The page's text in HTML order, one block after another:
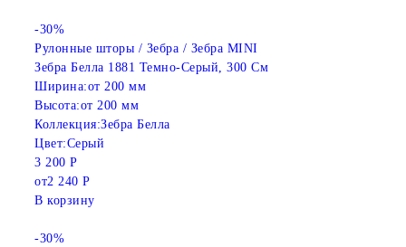
-30%
Рулонные шторы / Зебра / Зебра MINI
Зебра Белла 1881 Темно-Серый, 300 См
Ширина:от 200 мм
Высота:от 200 мм
Коллекция:Зебра Белла
Цвет:Серый
3 200 Р
от2 240 Р
В корзину
-30%